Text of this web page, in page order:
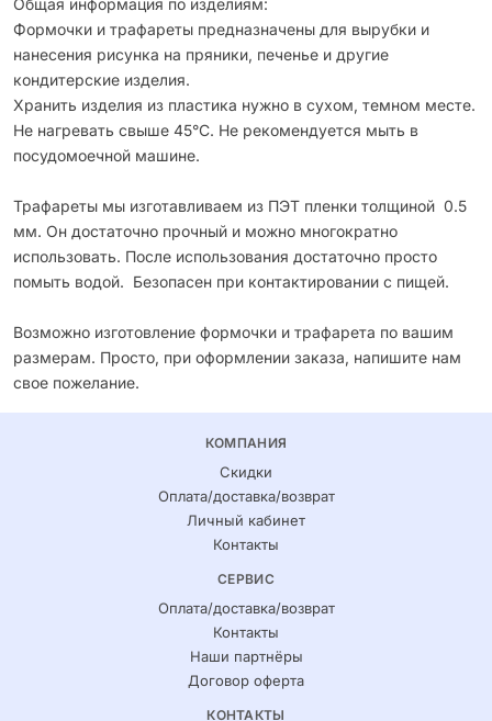
Общая информация по изделиям:
Формочки и трафареты предназначены для вырубки и
нанесения рисунка на пряники, печенье и другие
кондитерские изделия.
Хранить изделия из пластика нужно в сухом, темном месте.
Не нагревать свыше 45°С. Не рекомендуется мыть в
посудомоечной машине.
Трафареты мы изготавливаем из ПЭТ пленки толщиной 0.5
мм. Он достаточно прочный и можно многократно
использовать. После использования достаточно просто
помыть водой. Безопасен при контактировании с пищей.
Возможно изготовление формочки и трафарета по вашим
размерам. Просто, при оформлении заказа, напишите нам
свое пожелание.
КОМПАНИЯ
Скидки
Оплата/доставка/возврат
Личный кабинет
Контакты
СЕРВИС
Оплата/доставка/возврат
Контакты
Наши партнёры
Договор оферта
КОНТАКТЫ